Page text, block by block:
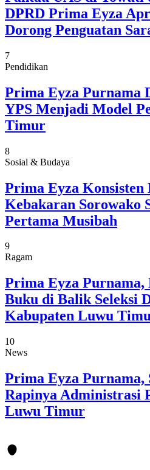
DPRD Prima Eyza
Dorong Penguatan
7
Pendidikan
Prima Eyza Purnama
YPS Menjadi Model
Timur
8
Sosial & Budaya
Prima Eyza
Kebakaran Sorowako
Pertama Musibah
9
Ragam
Prima Eyza Purnama,
Buku di Balik Seleksi
Kabupaten Luwu
10
News
Prima Eyza Purnama,
Rapinya Administrasi
Luwu Timur